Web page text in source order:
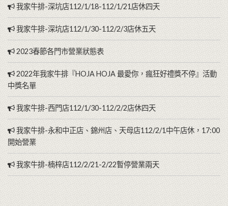
我家牛排-深坑店112/1/18-112/1/21店休四天
我家牛排-深坑店112/1/30-112/2/3店休五天
2023春節各門市營業狀態表
2022年我家牛排『HOJA HOJA 最愛你，瘋狂好禮獎不停』活動
中獎名單
我家牛排-西門店112/1/30-112/2/2店休四天
我家牛排-永和中正店、錦州店、天母店112/2/1中午店休，17:00
開始營業
我家牛排-楠梓店112/2/21-2/22暫停營業兩天